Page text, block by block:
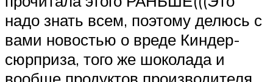
надо знать всем, поэтому делюсь с
вами новостью о вреде Киндер-
сюрприза, того же шоколада и